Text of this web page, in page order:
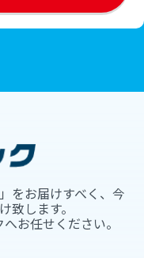
をお届けすべく、今
致します。
お任せください。